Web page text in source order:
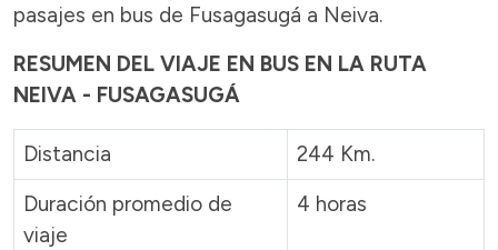
pasajes en bus de Fusagasugá a Neiva.
RESUMEN DEL VIAJE EN BUS EN LA RUTA
NEIVA - FUSAGASUGÁ
Distancia
244 Km.
Duración promedio de
viaje
4 horas